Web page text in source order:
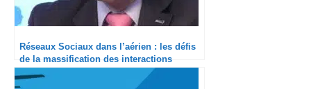
Réseaux Sociaux dans l’aérien : les défis
de la massification des interactions